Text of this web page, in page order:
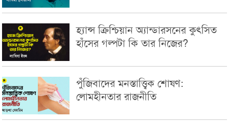
হ্যান্স ক্রিশ্চিয়ান অ্যান্ডারসনের কুৎসিত
হাঁসের গল্পটা কি তার নিজের?
পুঁজিবাদের মনস্তাত্ত্বিক শোষণ:
লোমহীনতার রাজনীতি